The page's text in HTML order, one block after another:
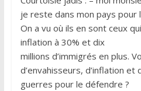
je reste dans mon pays pour
On a vu où ils en sont ceux
inflation à 30% et dix
millions d’immigrés en plus.
d’envahisseurs, d’inflation et
guerres pour le défendre ?